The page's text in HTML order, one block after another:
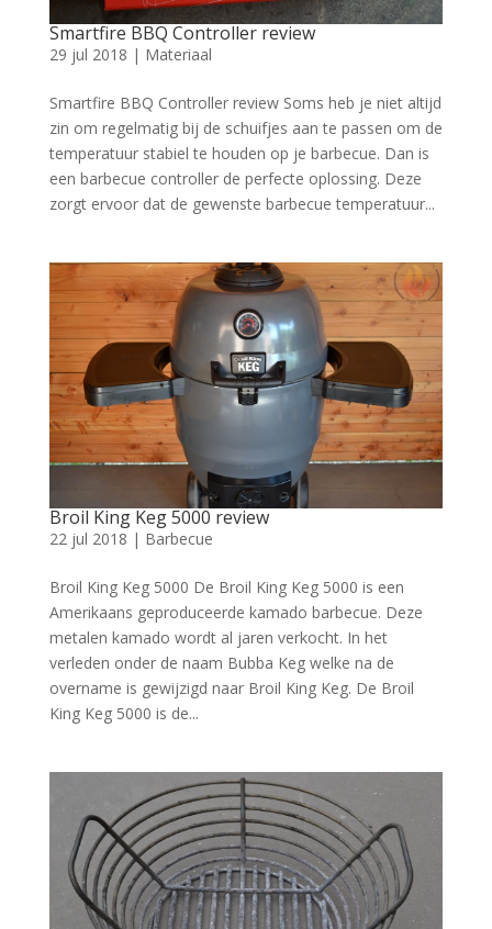
Smartfire BBQ Controller review
29 jul 2018 | Materiaal
Smartfire BBQ Controller review Soms heb je niet altijd
zin om regelmatig bij de schuifjes aan te passen om de
temperatuur stabiel te houden op je barbecue. Dan is
een barbecue controller de perfecte oplossing. Deze
zorgt ervoor dat de gewenste barbecue temperatuur...
Broil King Keg 5000 review
22 jul 2018 | Barbecue
Broil King Keg 5000 De Broil King Keg 5000 is een
Amerikaans geproduceerde kamado barbecue. Deze
metalen kamado wordt al jaren verkocht. In het
verleden onder de naam Bubba Keg welke na de
overname is gewijzigd naar Broil King Keg. De Broil
King Keg 5000 is de...